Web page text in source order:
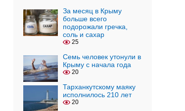
За месяц в Крыму
больше всего
подорожали гречка,
соль и сахар
25
Семь человек утонули в
Крыму с начала года
20
Тарханкутскому маяку
исполнилось 210 лет
20